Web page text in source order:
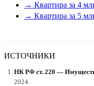
→ Квартира за 4
→ Квартира за 5
ИСТОЧНИКИ
НК РФ ст. 220 —
2024.